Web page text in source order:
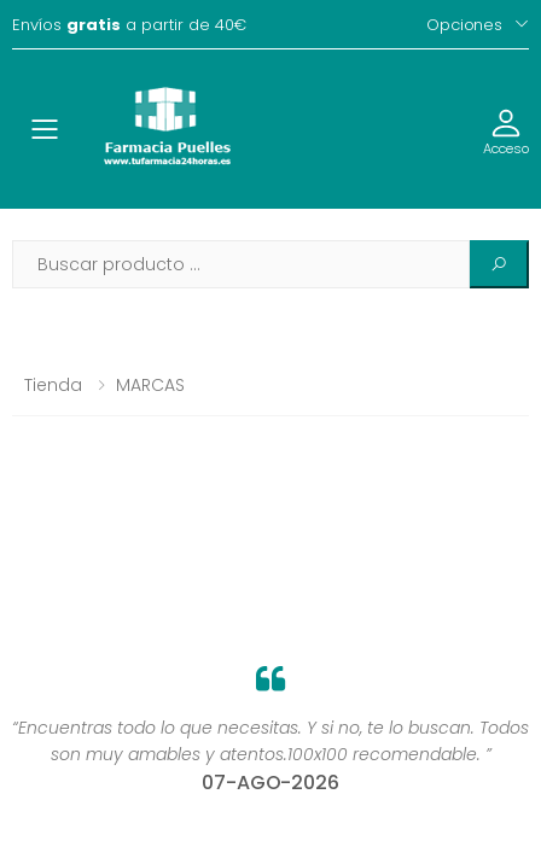
Envíos gratis a partir de 40€ Opciones
Toggle Acceso
Tienda MARCAS
“Encuentras todo lo que necesitas. Y si no, te lo buscan. Todos
son muy amables y atentos.100x100 recomendable. ”
07-AGO-2026